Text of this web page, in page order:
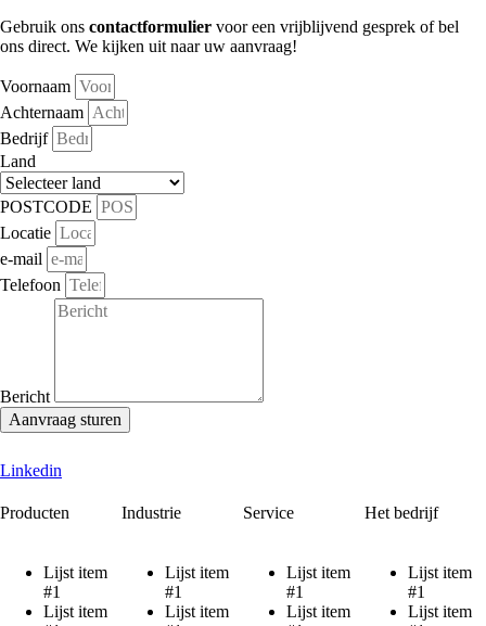
Gebruik ons contactformulier voor een vrijblijvend gesprek of bel
ons direct. We kijken uit naar uw aanvraag!
Voornaam
Achternaam
Bedrijf
Land
POSTCODE
Locatie
e-mail
Telefoon
Bericht
Aanvraag sturen
Linkedin
Producten
Lijst item
#1
Lijst item
Industrie
Lijst item
#1
Lijst item
Service
Lijst item
#1
Lijst item
Het bedrijf
Lijst item
#1
Lijst item